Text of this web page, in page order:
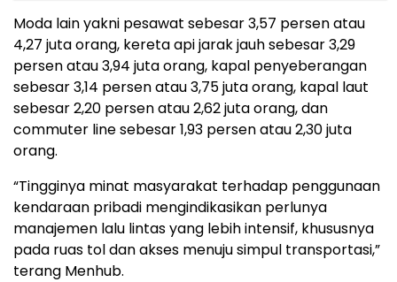
Moda lain yakni pesawat sebesar 3,57 persen atau
4,27 juta orang, kereta api jarak jauh sebesar 3,29
persen atau 3,94 juta orang, kapal penyeberangan
sebesar 3,14 persen atau 3,75 juta orang, kapal laut
sebesar 2,20 persen atau 2,62 juta orang, dan
commuter line sebesar 1,93 persen atau 2,30 juta
orang.
“Tingginya minat masyarakat terhadap penggunaan
kendaraan pribadi mengindikasikan perlunya
manajemen lalu lintas yang lebih intensif, khususnya
pada ruas tol dan akses menuju simpul transportasi,”
terang Menhub.